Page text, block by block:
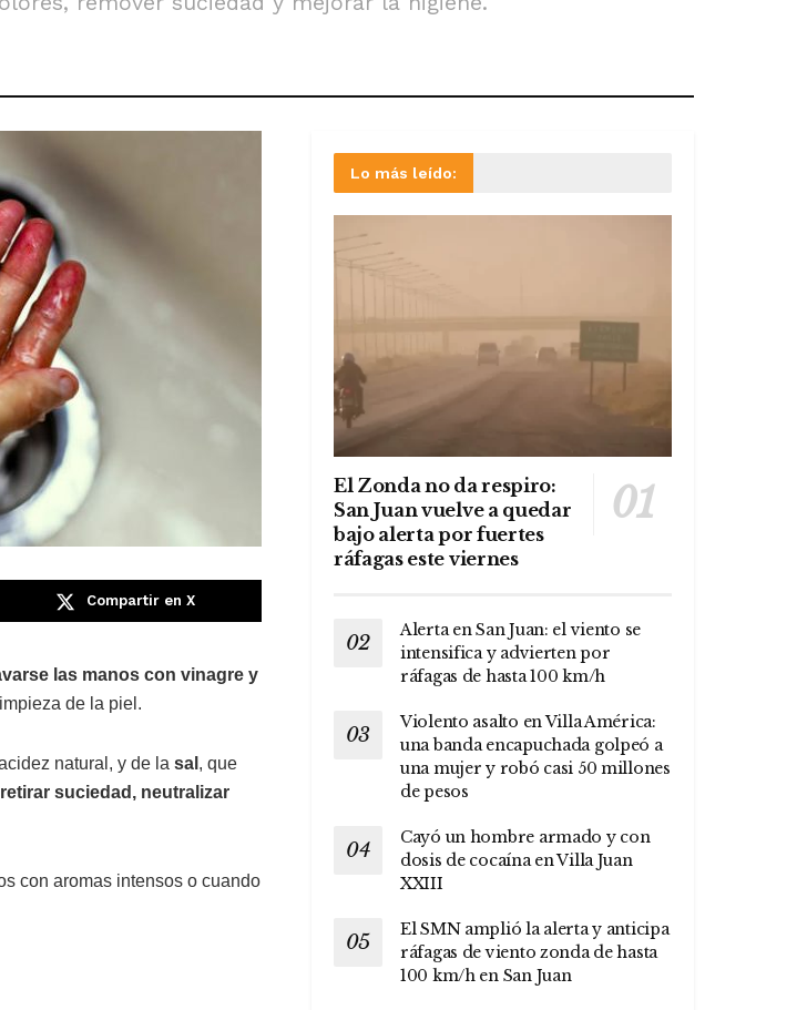
Compartir en X
las manos con vinagre y
de la piel.
natural, y de la sal , que
retirar suciedad, neutralizar
con aromas intensos o cuando
Lo más leído:
El Zonda no da respiro:
San Juan vuelve a quedar
bajo alerta por fuertes
ráfagas este viernes
Alerta en San Juan: el viento se
intensifica y advierten por
ráfagas de hasta 100 km/h
Violento asalto en Villa América:
una banda encapuchada golpeó a
una mujer y robó casi 50 millones
de pesos
Cayó un hombre armado y con
dosis de cocaína en Villa Juan
XXIII
El SMN amplió la alerta y anticipa
ráfagas de viento zonda de hasta
100 km/h en San Juan